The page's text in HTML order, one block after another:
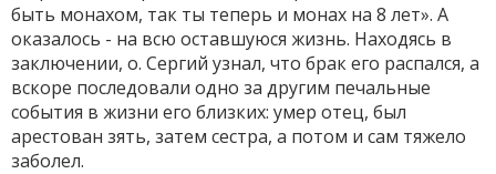
быть монахом, так ты теперь и монах на 8 лет». А
оказалось - на всю оставшуюся жизнь. Находясь в
заключе­нии, о. Сергий узнал, что брак его распался, а
вскоре последовали одно за другим печальные
события в жизни его близких: умер отец, был
арестован зять, затем сестра, а потом и сам тяжело
заболел.